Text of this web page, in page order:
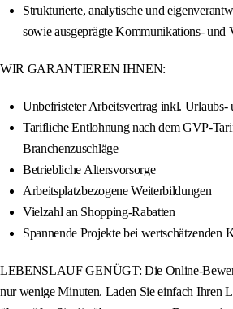
Strukturierte, analytische und
sowie ausgeprägte Kommunikations- und
WIR GARANTIEREN IHNEN:
Unbefristeter Arbeitsvertrag inkl. Urlaubs-
Tarifliche Entlohnung nach dem GVP-
Branchenzuschläge
Betriebliche Altersvorsorge
Arbeitsplatzbezogene Weiterbildungen
Vielzahl an Shopping-Rabatten
Spannende Projekte bei wertschätzenden
LEBENSLAUF GENÜGT: Die Online-
nur wenige Minuten. Laden Sie einfach Ihren